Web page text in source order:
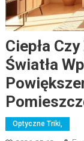
Ciepła
Światła
Optyczne Triki,